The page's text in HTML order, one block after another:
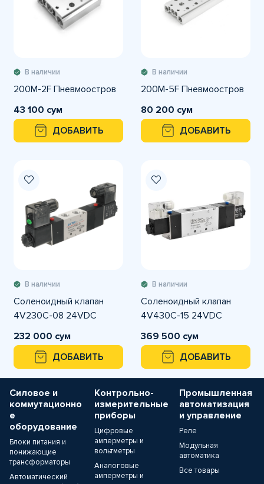
В наличии
200M-2F Пневмоостров
43 100 сум
ДОБАВИТЬ
В наличии
200M-5F Пневмоостров
80 200 сум
ДОБАВИТЬ
В наличии
Соленоидный клапан
4V230C-08 24VDC
232 000 сум
ДОБАВИТЬ
В наличии
Соленоидный клапан
4V430C-15 24VDC
369 500 сум
ДОБАВИТЬ
Силовое и
коммутационно
е
оборудование
Блоки питания и
понижающие
трансформаторы
Автоматический
Контрольно-
измерительные
приборы
Цифровые
амперметры и
вольтметры
Аналоговые
амперметры и
Промышленная
автоматизация
и управление
Реле
Модульная
автоматика
Все товары